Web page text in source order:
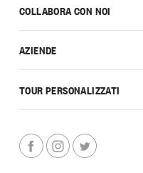
COLLABORA CON NOI
AZIENDE
TOUR PERSONALIZZATI